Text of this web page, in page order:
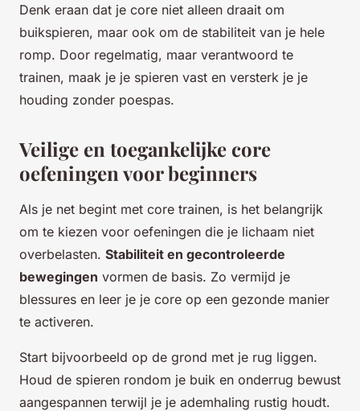
Denk eraan dat je core niet alleen draait om
buikspieren, maar ook om de stabiliteit van je hele
romp. Door regelmatig, maar verantwoord te
trainen, maak je je spieren vast en versterk je je
houding zonder poespas.
Veilige en toegankelijke core
oefeningen voor beginners
Als je net begint met core trainen, is het belangrijk
om te kiezen voor oefeningen die je lichaam niet
overbelasten. Stabiliteit en gecontroleerde
bewegingen vormen de basis. Zo vermijd je
blessures en leer je je core op een gezonde manier
te activeren.
Start bijvoorbeeld op de grond met je rug liggen.
Houd de spieren rondom je buik en onderrug bewust
aangespannen terwijl je je ademhaling rustig houdt.